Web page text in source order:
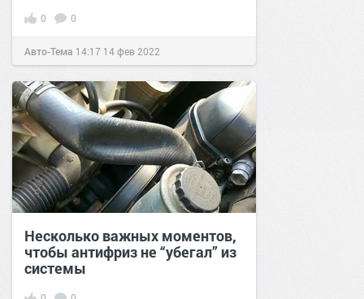
0 0
Авто-Тема 14:17 14 фев 2022
Несколько важных моментов,
чтобы антифриз не “убегал” из
системы